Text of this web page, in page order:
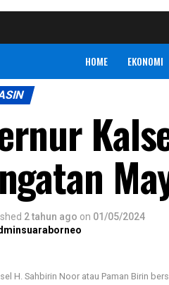
HOME EKONOMI
2 tahun ago on 01/05/2024
H. Sahbirin Noor atau Paman Birin